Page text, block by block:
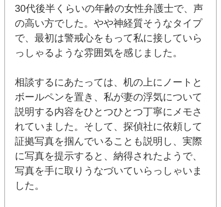
30代後半くらいの年齢の女性弁護士で、声
の高い方でした。やや神経質そうなタイプ
で、最初は警戒心をもって私に接していら
っしゃるような雰囲気を感じました。
相談するにあたっては、机の上にノートと
ボールペンを置き、私が妻の浮気について
説明する内容をひとつひとつ丁寧にメモさ
れていました。そして、探偵社に依頼して
証拠写真を掴んでいることも説明し、実際
に写真を提示すると、納得されたようで、
写真を手に取りうなづいていらっしゃいま
した。